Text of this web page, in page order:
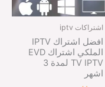
اشتراكات iptv
افضل اشتراك IPTV
الملكي اشتراك EVD
TV IPTV لمدة 3
اشهر